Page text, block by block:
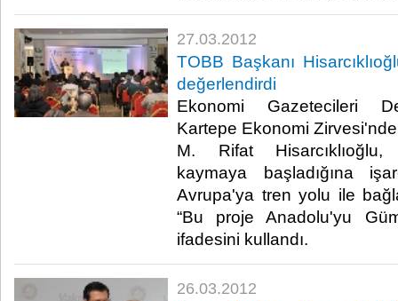
27.03.2012
TOBB Başkanı
değerlendirdi
Ekonomi Gazetecileri
Kartepe Ekonomi
M. Rifat Hisarcıklıoğlu,
kaymaya başladığına
Avrupa'ya tren yolu ile
“Bu proje Anadolu'yu
ifadesini kullandı.​ ​
26.03.2012